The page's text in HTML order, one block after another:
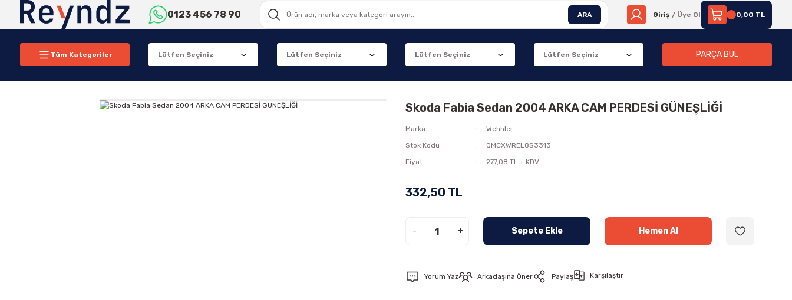
0123 456 78 90 ARA Giriş / Üye Ol 0,00 TL
Tüm Kategoriler PARÇA BUL
Skoda Fabia Sedan 2004 ARKA CAM PERDESİ GÜNEŞLİĞİ
Marka
Wehhler
Stok Kodu
QMCXWREL8S3313
Fiyat
277,08 TL + KDV
332,50 TL
- + Sepete Ekle Hemen Al
Yorum Yaz Arkadaşına Öner Paylaş Karşılaştır